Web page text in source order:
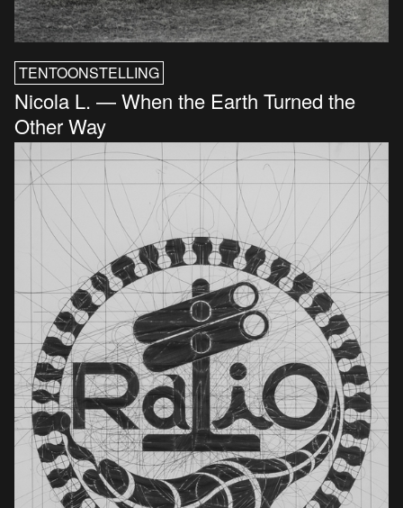
TENTOONSTELLING
Nicola L. — When the Earth Turned the
Other Way